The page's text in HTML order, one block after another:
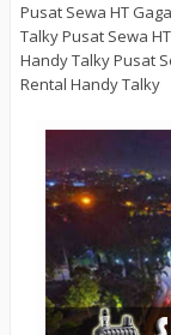
Pusat Sewa HT
Talky Pusat Sewa
Handy Talky Pusat
Rental Handy Talky